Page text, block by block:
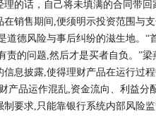
理的话，自己将未填满的合同带
售期间,便须明示投资范围与支
道德风险与事后纠纷的滋生地。“
责的问题,然后才是买者自负。”梁
披露,使得理财产品在运行过程
产品运作混乱,资金流向、利益
制要求,只能靠银行系统内部风险